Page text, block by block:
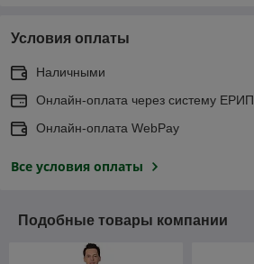
Условия оплаты
Наличными
Онлайн-оплата через систему ЕРИП
Онлайн-оплата WebPay
Все условия оплаты
Подобные товары компании